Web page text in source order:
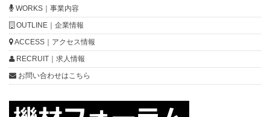
WORKS｜事業内容
OUTLINE｜企業情報
ACCESS｜アクセス情報
RECRUIT｜求人情報
お問い合わせはこちら